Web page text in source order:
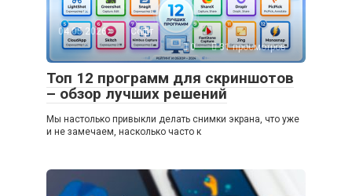
04.05.2026
Софт
0
31 просмотров
Топ 12 программ для скриншотов
– обзор лучших решений
Мы настолько привыкли делать снимки экрана, что уже
и не замечаем, насколько часто к